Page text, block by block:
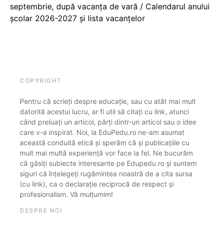
septembrie, după vacanța de vară / Calendarul anului
școlar 2026-2027 și lista vacanțelor
COPYRIGHT
Pentru că scrieți despre educație, sau cu atât mai mult
datorită acestui lucru, ar fi util să citați cu link, atunci
când preluați un articol, părți dintr-un articol sau o idee
care v-a inspirat. Noi, la EduPedu.ro ne-am asumat
această conduită etică și sperăm că și publicațiile cu
mult mai multă experiență vor face la fel. Ne bucurăm
că găsiți subiecte interesante pe Edupedu.ro și suntem
siguri că înțelegeți rugămintea noastră de a cita sursa
(cu link), ca o declarație reciprocă de respect și
profesionalism. Vă mulțumim!
DESPRE NOI